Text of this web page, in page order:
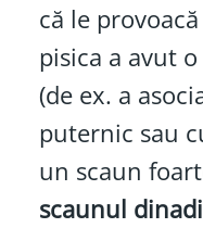
că le
pisica a avut
(de ex. a
puternic sau
un scaun
scaunul